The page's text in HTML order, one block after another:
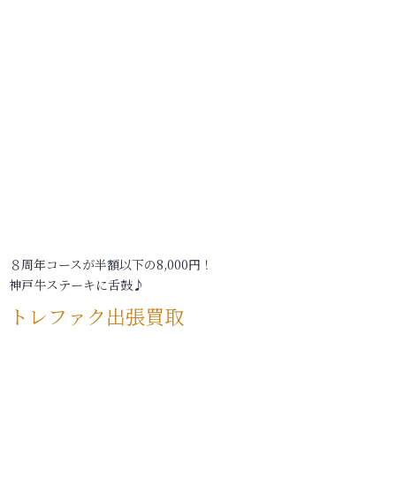
８周年コースが半額以下の8,000円！
神戸牛ステーキに舌鼓♪
トレファク出張買取